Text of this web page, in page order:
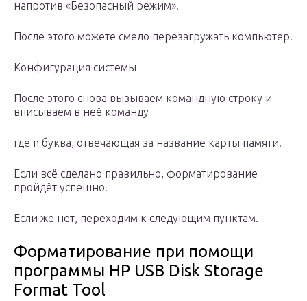
напротив «Безопасный режим».
После этого можете смело перезагружать компьютер.
Конфигурация системы
После этого снова вызываем командную строку и
вписываем в неё команду
где n буква, отвечающая за название карты памяти.
Если всё сделано правильно, форматирование
пройдёт успешно.
Если же нет, переходим к следующим пунктам.
Форматирование при помощи
программы HP USB Disk Storage
Format Tool